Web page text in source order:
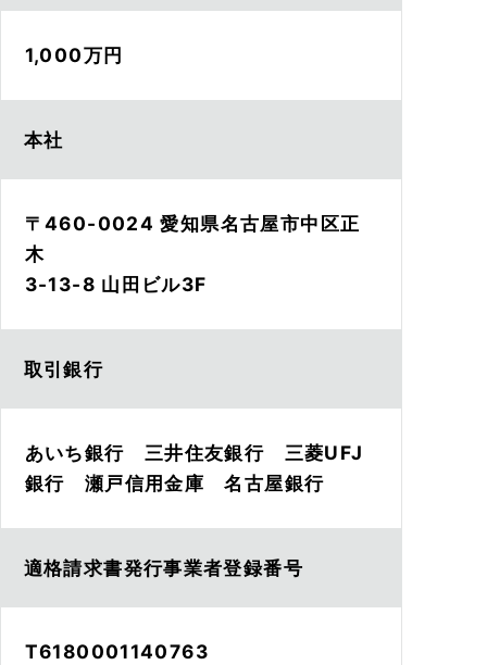
1,000万円
本社
〒460-0024 愛知県名古屋市中区正
木
3-13-8 山田ビル3F
取引銀行
あいち銀行 三井住友銀行 三菱UFJ
銀行 瀬戸信用金庫 名古屋銀行
適格請求書発行事業者登録番号
T6180001140763